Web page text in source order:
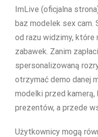
ImLive (oficjalna
baz modelek sex
od razu widzimy, które
zabawek. Zanim
spersonalizowaną
otrzymać demo danej
modelki przed
prezentów, a przede
Użytkownicy mogą